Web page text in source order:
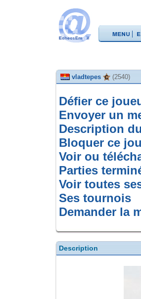
vladtepes (2540)
Défier ce
Envoyer un
Description
Bloquer ce
Voir ou
Parties
Voir toutes
Ses tournois
Demander la
Description